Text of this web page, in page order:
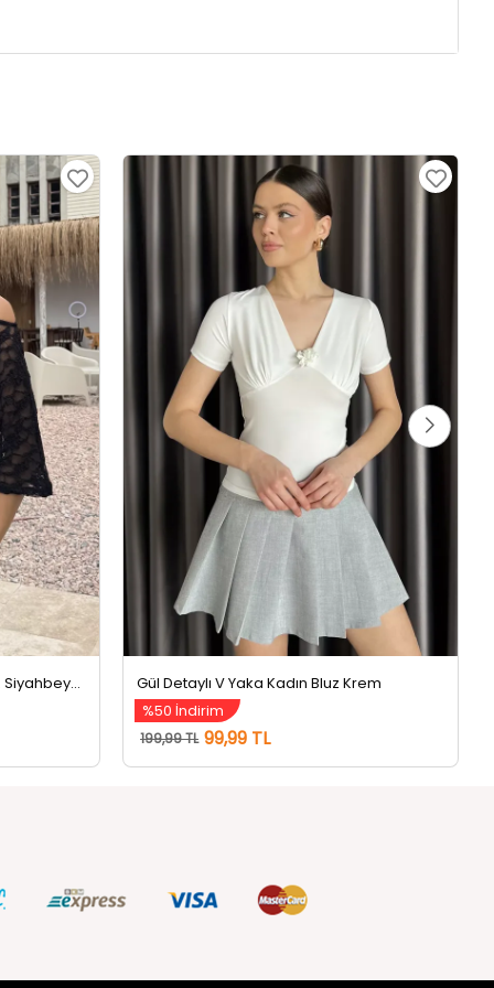
Kadın Atlet Kombinli Dantel Bluz Siyahbeyaz
Gül Detaylı V Yaka Kadın Bluz Krem
%50 İndirim
199,99 TL 99,99 TL